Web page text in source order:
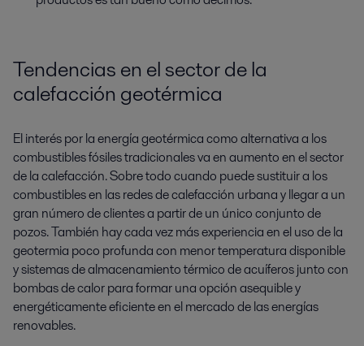
Tendencias en el sector de la
calefacción geotérmica
El interés por la energía geotérmica como alternativa a los
combustibles fósiles tradicionales va en aumento en el sector
de la calefacción. Sobre todo cuando puede sustituir a los
combustibles en las redes de calefacción urbana y llegar a un
gran número de clientes a partir de un único conjunto de
pozos. También hay cada vez más experiencia en el uso de la
geotermia poco profunda con menor temperatura disponible
y sistemas de almacenamiento térmico de acuíferos junto con
bombas de calor para formar una opción asequible y
energéticamente eficiente en el mercado de las energías
renovables.